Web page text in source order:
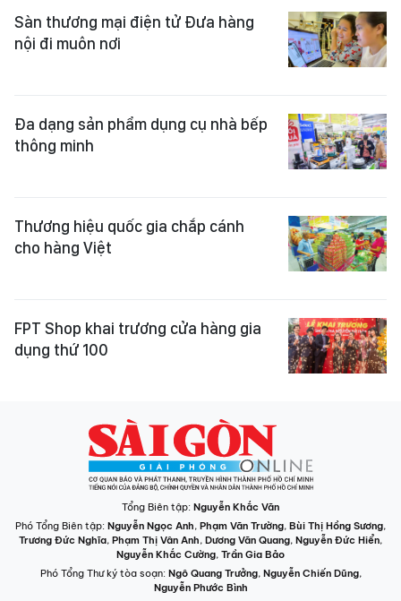
Sàn thương mại điện tử Đưa hàng
nội đi muôn nơi
Đa dạng sản phẩm dụng cụ nhà bếp
thông minh
Thương hiệu quốc gia chắp cánh
cho hàng Việt
FPT Shop khai trương cửa hàng gia
dụng thứ 100
Tổng Biên tập: Nguyễn Khắc Văn
Phó Tổng Biên tập: Nguyễn Ngọc Anh, Phạm Văn Trường, Bùi Thị Hồng Sương,
Trương Đức Nghĩa, Phạm Thị Vân Anh, Dương Văn Quang, Nguyễn Đức Hiển,
Nguyễn Khắc Cường, Trần Gia Bảo
Phó Tổng Thư ký tòa soạn: Ngô Quang Trưởng, Nguyễn Chiến Dũng,
Nguyễn Phước Bình